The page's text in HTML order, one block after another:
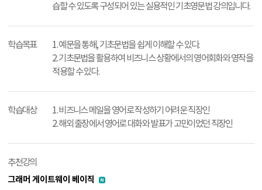
습할 수 있도록 구성되어 있는 실용적인 기초영문법 강의입니다.
학습목표
1. 예문을 통해, 기초문법을 쉽게 이해할 수 있다.
2. 기초문법을 활용하여 비즈니스 상황에서의 영어회화와 영작을
적용할 수 있다.
학습대상
1. 비즈니스 메일을 영어로 작성하기 어려운 직장인
2. 해외 출장에서 영어로 대화와 발표가 고민이었던 직장인
추천강의
그래머 게이트웨이 베이직